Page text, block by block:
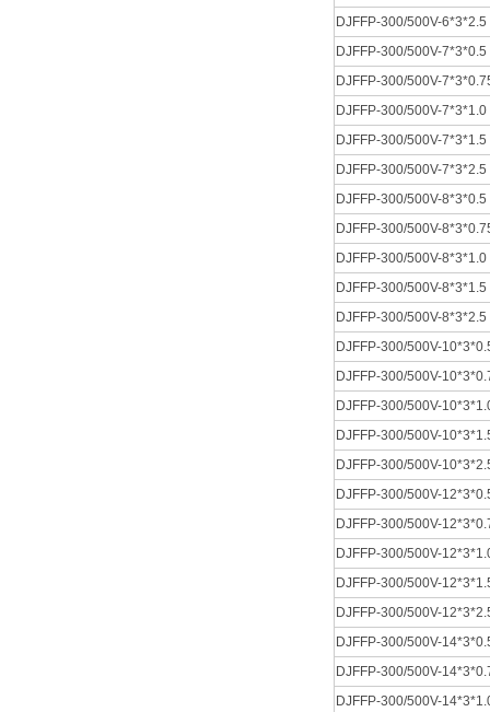
DJFFP-300/500V-6*3*2.5
DJFFP-300/500V-7*3*0.5
DJFFP-300/500V-
DJFFP-300/500V-7*3*1.0
DJFFP-300/500V-7*3*1.5
DJFFP-300/500V-7*3*2.5
DJFFP-300/500V-8*3*0.5
DJFFP-300/500V-
DJFFP-300/500V-8*3*1.0
DJFFP-300/500V-8*3*1.5
DJFFP-300/500V-8*3*2.5
DJFFP-300/500V-
DJFFP-300/500V-
DJFFP-300/500V-
DJFFP-300/500V-
DJFFP-300/500V-
DJFFP-300/500V-
DJFFP-300/500V-
DJFFP-300/500V-
DJFFP-300/500V-
DJFFP-300/500V-
DJFFP-300/500V-
DJFFP-300/500V-
DJFFP-300/500V-